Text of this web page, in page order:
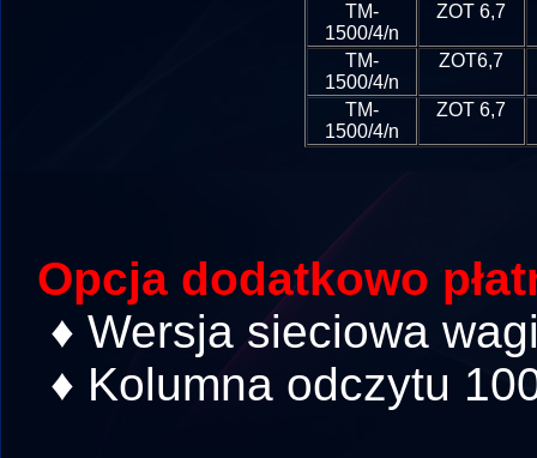
TM-
1500/4/n
ZOT 6,7
TM-
1500/4/n
ZOT6,7
TM-
1500/4/n
ZOT 6,7
Opcja dodatkowo
♦ Wersja sieciowa
♦ Kolumna odczytu